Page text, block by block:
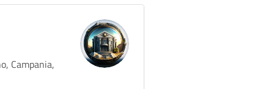
Campania,